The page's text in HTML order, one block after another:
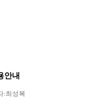
안내
:최성복